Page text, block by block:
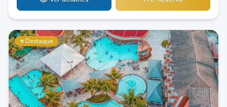
⭐ Destaque